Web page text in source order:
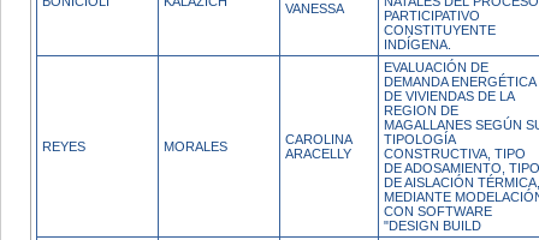
VANESSA
PARTICIPATIVO
CONSTITUYENTE
INDÍGENA.
REYES MORALES
CAROLINA
ARACELLY
EVALUACIÓN DE
DEMANDA ENERGÉTICA
DE VIVIENDAS DE LA
REGION DE
MAGALLANES SEGÚN
TIPOLOGÍA
CONSTRUCTIVA, TIPO
DE ADOSAMIENTO, TIPO
DE AISLACIÓN TÉRMICA,
MEDIANTE
CON SOFTWARE
"DESIGN BUILD